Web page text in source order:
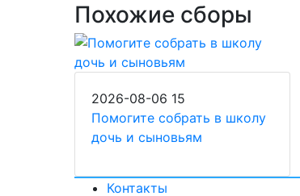
Похожие сборы
2026-08-06 15
Помогите собрать в школу
дочь и сыновьям
Контакты